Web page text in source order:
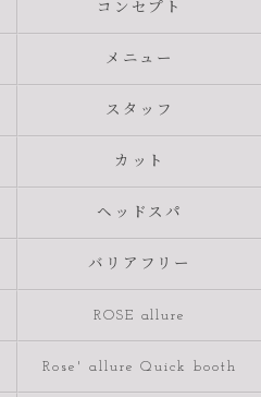
コンセプト
メニュー
スタッフ
カット
ヘッドスパ
バリアフリー
ROSE allure
Rose' allure Quick booth